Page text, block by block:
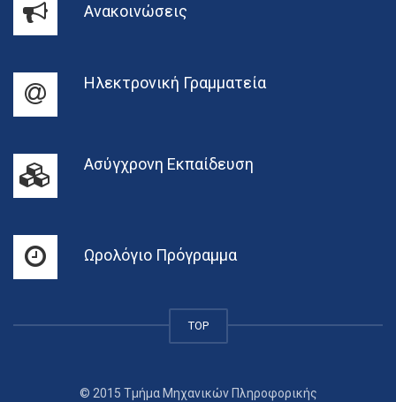
Ανακοινώσεις
Ηλεκτρονική Γραμματεία
Ασύγχρονη Εκπαίδευση
Ωρολόγιο Πρόγραμμα
TOP
© 2015 Τμήμα Μηχανικών Πληροφορικής